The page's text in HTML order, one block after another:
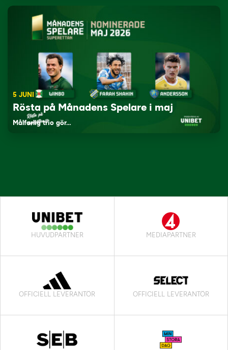
5 JUNI
Rösta på Månadens Spelare i maj
Målfarlig trio gör…
HUVUDPARTNER MEDIAPARTNER
OFFICIELL LEVERANTÖR OFFICIELL LEVERANTÖR